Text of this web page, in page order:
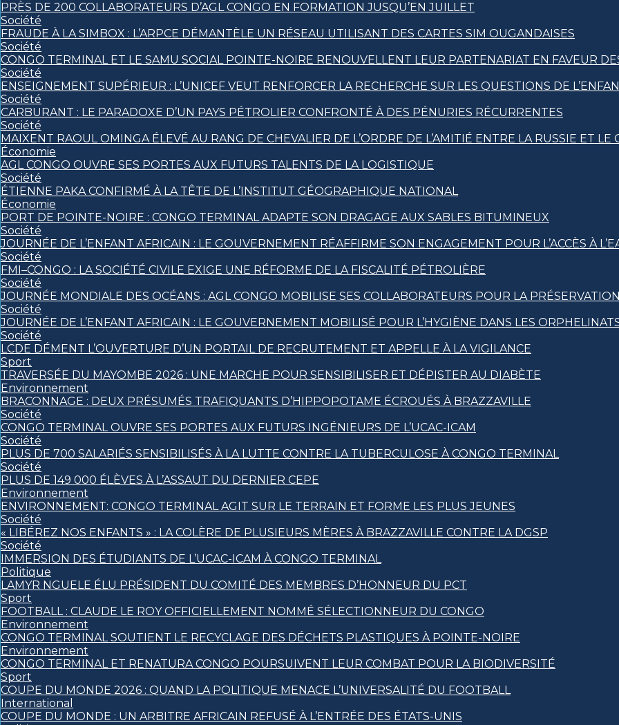
PRÈS DE 200 COLLABORATEURS D’AGL CONGO EN FORMATION JUSQU’EN JUILLET
Société
FRAUDE À LA SIMBOX : L’ARPCE DÉMANTÈLE UN RÉSEAU UTILISANT DES CARTES SIM OUGANDAISES
Société
CONGO TERMINAL ET LE SAMU SOCIAL POINTE-NOIRE RENOUVELLENT LEUR PARTENARIAT EN FAVEUR
Société
ENSEIGNEMENT SUPÉRIEUR : L’UNICEF VEUT RENFORCER LA RECHERCHE SUR LES QUESTIONS DE
Société
CARBURANT : LE PARADOXE D’UN PAYS PÉTROLIER CONFRONTÉ À DES PÉNURIES RÉCURRENTES
Société
MAIXENT RAOUL OMINGA ÉLEVÉ AU RANG DE CHEVALIER DE L’ORDRE DE L’AMITIÉ ENTRE LA RUSSIE ET LE
Économie
AGL CONGO OUVRE SES PORTES AUX FUTURS TALENTS DE LA LOGISTIQUE
Société
ÉTIENNE PAKA CONFIRMÉ À LA TÊTE DE L’INSTITUT GÉOGRAPHIQUE NATIONAL
Économie
PORT DE POINTE-NOIRE : CONGO TERMINAL ADAPTE SON DRAGAGE AUX SABLES BITUMINEUX
Société
JOURNÉE DE L’ENFANT AFRICAIN : LE GOUVERNEMENT RÉAFFIRME SON ENGAGEMENT POUR L’ACCÈS À
Société
FMI–CONGO : LA SOCIÉTÉ CIVILE EXIGE UNE RÉFORME DE LA FISCALITÉ PÉTROLIÈRE
Société
JOURNÉE MONDIALE DES OCÉANS : AGL CONGO MOBILISE SES COLLABORATEURS POUR LA
Société
JOURNÉE DE L’ENFANT AFRICAIN : LE GOUVERNEMENT MOBILISÉ POUR L’HYGIÈNE DANS LES
Société
LCDE DÉMENT L’OUVERTURE D’UN PORTAIL DE RECRUTEMENT ET APPELLE À LA VIGILANCE
Sport
TRAVERSÉE DU MAYOMBE 2026 : UNE MARCHE POUR SENSIBILISER ET DÉPISTER AU DIABÈTE
Environnement
BRACONNAGE : DEUX PRÉSUMÉS TRAFIQUANTS D’HIPPOPOTAME ÉCROUÉS À BRAZZAVILLE
Société
CONGO TERMINAL OUVRE SES PORTES AUX FUTURS INGÉNIEURS DE L’UCAC-ICAM
Société
PLUS DE 700 SALARIÉS SENSIBILISÉS À LA LUTTE CONTRE LA TUBERCULOSE À CONGO TERMINAL
Société
PLUS DE 149 000 ÉLÈVES À L’ASSAUT DU DERNIER CEPE
Environnement
ENVIRONNEMENT: CONGO TERMINAL AGIT SUR LE TERRAIN ET FORME LES PLUS JEUNES
Société
« LIBÉREZ NOS ENFANTS » : LA COLÈRE DE PLUSIEURS MÈRES À BRAZZAVILLE CONTRE LA DGSP
Société
IMMERSION DES ÉTUDIANTS DE L’UCAC-ICAM À CONGO TERMINAL
Politique
LAMYR NGUELE ÉLU PRÉSIDENT DU COMITÉ DES MEMBRES D’HONNEUR DU PCT
Sport
FOOTBALL : CLAUDE LE ROY OFFICIELLEMENT NOMMÉ SÉLECTIONNEUR DU CONGO
Environnement
CONGO TERMINAL SOUTIENT LE RECYCLAGE DES DÉCHETS PLASTIQUES À POINTE-NOIRE
Environnement
CONGO TERMINAL ET RENATURA CONGO POURSUIVENT LEUR COMBAT POUR LA BIODIVERSITÉ
Sport
COUPE DU MONDE 2026 : QUAND LA POLITIQUE MENACE L’UNIVERSALITÉ DU FOOTBALL
International
COUPE DU MONDE : UN ARBITRE AFRICAIN REFUSÉ À L’ENTRÉE DES ÉTATS-UNIS